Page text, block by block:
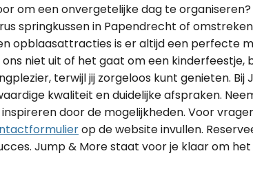
om een onvergetelijke dag te
springkussen in Papendrecht of
opblaasattracties is er altijd een perfecte
niet uit of het gaat om een kinderfeestje,
terwijl jij zorgeloos kunt genieten.
kwaliteit en duidelijke afspraken.
door de mogelijkheden. Voor
op de website invullen.
Jump & More staat voor je klaar om